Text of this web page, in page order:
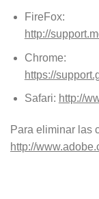
FireFox:
http://
Chrome:
https://
Safari: http://
Para eliminar las
http://